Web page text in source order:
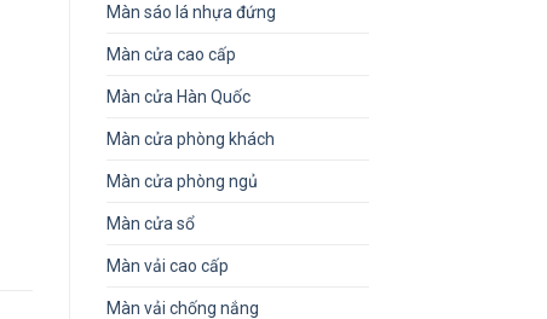
Màn sáo lá nhựa đứng
Màn cửa cao cấp
Màn cửa Hàn Quốc
Màn cửa phòng khách
Màn cửa phòng ngủ
Màn cửa sổ
Màn vải cao cấp
Màn vải chống nắng